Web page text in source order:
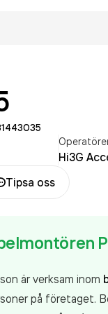
Hi3G
Tipsa oss
är verksam inom
på företaget.